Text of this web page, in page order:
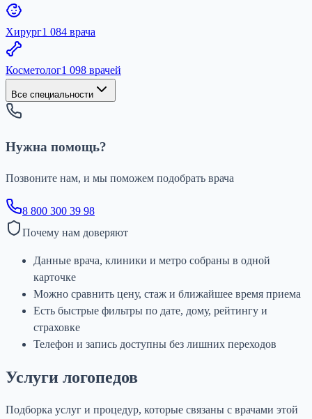
Хирург1 084 врача
Косметолог1 098 врачей
Все специальности
Нужна помощь?
Позвоните нам, и мы поможем подобрать врача
8 800 300 39 98
Почему нам доверяют
Данные врача, клиники и метро собраны в одной
карточке
Можно сравнить цену, стаж и ближайшее время приема
Есть быстрые фильтры по дате, дому, рейтингу и
страховке
Телефон и запись доступны без лишних переходов
Услуги логопедов
Подборка услуг и процедур, которые связаны с врачами этой